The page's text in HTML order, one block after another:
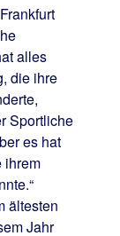
alles
die ihre
Sportliche
es hat
ihrem
ältesten
Jahr